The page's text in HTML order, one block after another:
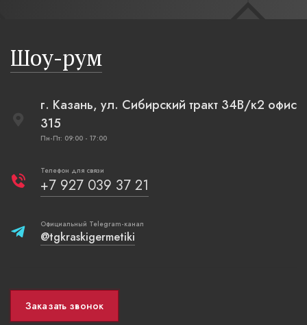
Шоу-рум
г. Казань, ул. Сибирский тракт 34В/к2 офис
315
Пн-Пт: 09:00 - 17:00
Телефон для связи
+7 927 039 37 21
Официальный Telegram-канал
@tgkraskigermetiki
Заказать звонок